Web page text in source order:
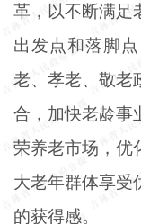
革，以不断满足
出发点和落脚
老、孝老、敬老
合，加快老龄事
荣养老市场，优
大老年群体享受
的获得感。